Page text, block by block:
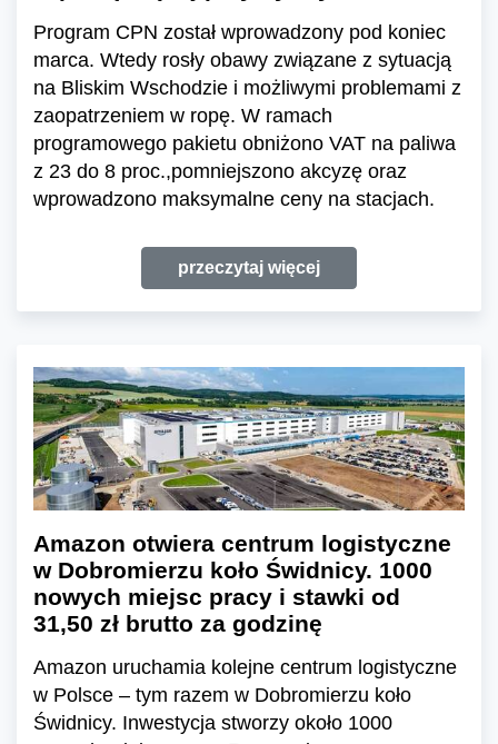
Program CPN został wprowadzony pod koniec
marca. Wtedy rosły obawy związane z sytuacją
na Bliskim Wschodzie i możliwymi problemami z
zaopatrzeniem w ropę. W ramach
programowego pakietu obniżono VAT na paliwa
z 23 do 8 proc.,pomniejszono akcyzę oraz
wprowadzono maksymalne ceny na stacjach.
przeczytaj więcej
Amazon otwiera centrum logistyczne
w Dobromierzu koło Świdnicy. 1000
nowych miejsc pracy i stawki od
31,50 zł brutto za godzinę
Amazon uruchamia kolejne centrum logistyczne
w Polsce – tym razem w Dobromierzu koło
Świdnicy. Inwestycja stworzy około 1000